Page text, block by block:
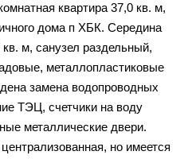
квартира 37,0 кв. м,
дома п ХБК. Середина
м, санузел раздельный,
металлопластиковые
замена водопроводных
ТЭЦ, счетчики на воду
металлические двери.
но имеется